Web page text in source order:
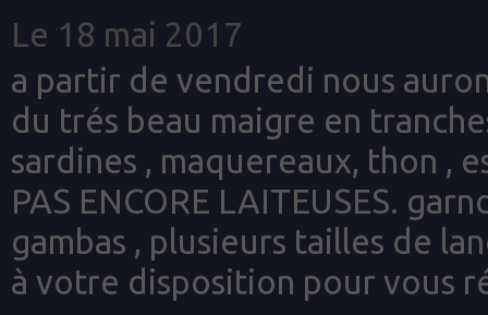
Le 18 mai 2017
a partir de vendredi nous
du trés beau maigre en
sardines , maquereaux, thon ,
PAS ENCORE LAITEUSES.
gambas , plusieurs tailles de
à votre disposition pour vous